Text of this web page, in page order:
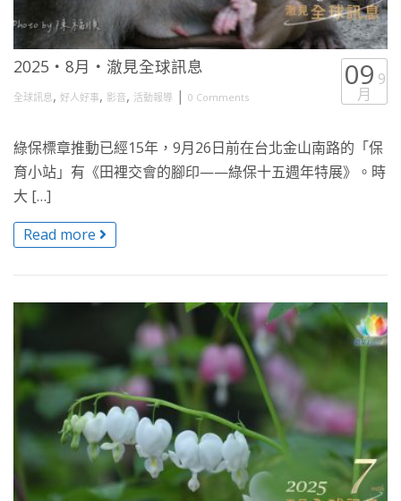
2025・8月・澈見全球訊息
全球訊息, 好人好事, 影音, 活動報導 | 0 Comments
09 9
月
綠保標章推動已經15年，9月26日前在台北金山南路的「保
育小站」有《田裡交會的腳印——綠保十五週年特展》。時
大 […]
Read more